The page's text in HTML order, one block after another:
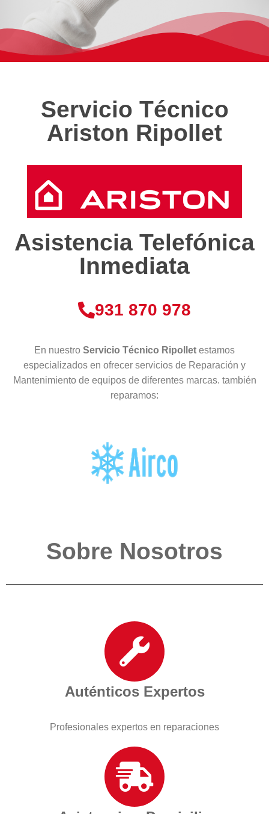
Servicio Técnico
Ariston Ripollet
Asistencia Telefónica
Inmediata
931 870 978
En nuestro Servicio Técnico Ripollet estamos
especializados en ofrecer servicios de Reparación y
Mantenimiento de equipos de diferentes marcas. también
reparamos:
Sobre Nosotros
Auténticos Expertos
Profesionales expertos en reparaciones